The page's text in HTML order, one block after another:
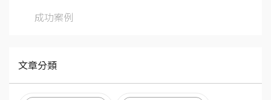
成功案例
文章分類